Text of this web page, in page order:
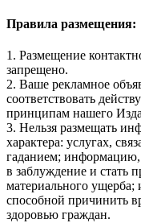
Правила размещения:
1. Размещение
запрещено.
2. Ваше рекламное
соответствовать
принципам нашего
3. Нельзя размещать
характера: услугах,
гаданием; информацию,
в заблуждение и стать
материального
способной причинить
здоровью граждан.